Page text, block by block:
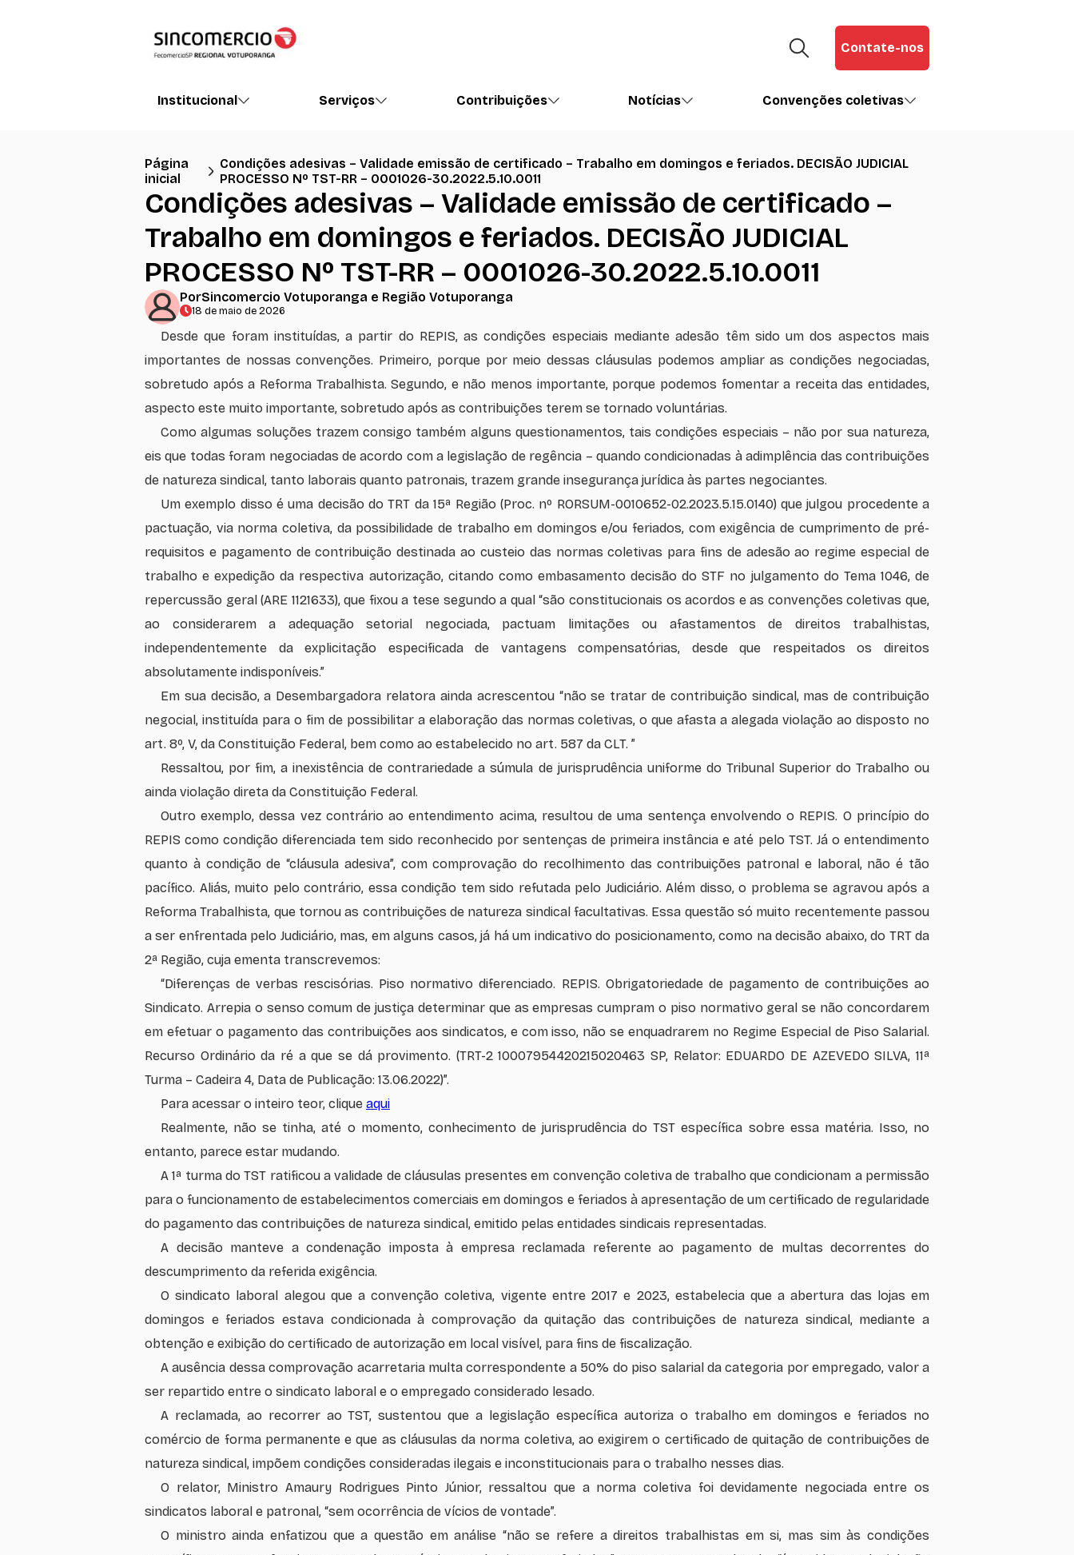
Contate-nos
Institucional Serviços Contribuições Notícias Convenções coletivas
Página
inicial
Condições adesivas – Validade emissão de certificado – Trabalho em domingos e feriados. DECISÃO JUDICIAL
PROCESSO Nº TST-RR – 0001026-30.2022.5.10.0011
Condições adesivas – Validade emissão de certificado –
Trabalho em domingos e feriados. DECISÃO JUDICIAL
PROCESSO Nº TST-RR – 0001026-30.2022.5.10.0011
PorSincomercio Votuporanga e Região Votuporanga
18 de maio de 2026
Desde que foram instituídas, a partir do REPIS, as condições especiais mediante adesão têm sido um dos aspectos mais
importantes de nossas convenções. Primeiro, porque por meio dessas cláusulas podemos ampliar as condições negociadas,
sobretudo após a Reforma Trabalhista. Segundo, e não menos importante, porque podemos fomentar a receita das entidades,
aspecto este muito importante, sobretudo após as contribuições terem se tornado voluntárias.
Como algumas soluções trazem consigo também alguns questionamentos, tais condições especiais – não por sua natureza,
eis que todas foram negociadas de acordo com a legislação de regência – quando condicionadas à adimplência das contribuições
de natureza sindical, tanto laborais quanto patronais, trazem grande insegurança jurídica às partes negociantes.
Um exemplo disso é uma decisão do TRT da 15ª Região (Proc. nº RORSUM-0010652-02.2023.5.15.0140) que julgou procedente a
pactuação, via norma coletiva, da possibilidade de trabalho em domingos e/ou feriados, com exigência de cumprimento de pré-
requisitos e pagamento de contribuição destinada ao custeio das normas coletivas para fins de adesão ao regime especial de
trabalho e expedição da respectiva autorização, citando como embasamento decisão do STF no julgamento do Tema 1046, de
repercussão geral (ARE 1121633), que fixou a tese segundo a qual “são constitucionais os acordos e as convenções coletivas que,
ao considerarem a adequação setorial negociada, pactuam limitações ou afastamentos de direitos trabalhistas,
independentemente da explicitação especificada de vantagens compensatórias, desde que respeitados os direitos
absolutamente indisponíveis.”
Em sua decisão, a Desembargadora relatora ainda acrescentou “não se tratar de contribuição sindical, mas de contribuição
negocial, instituída para o fim de possibilitar a elaboração das normas coletivas, o que afasta a alegada violação ao disposto no
art. 8º, V, da Constituição Federal, bem como ao estabelecido no art. 587 da CLT. ”
Ressaltou, por fim, a inexistência de contrariedade a súmula de jurisprudência uniforme do Tribunal Superior do Trabalho ou
ainda violação direta da Constituição Federal.
Outro exemplo, dessa vez contrário ao entendimento acima, resultou de uma sentença envolvendo o REPIS. O princípio do
REPIS como condição diferenciada tem sido reconhecido por sentenças de primeira instância e até pelo TST. Já o entendimento
quanto à condição de “cláusula adesiva”, com comprovação do recolhimento das contribuições patronal e laboral, não é tão
pacífico. Aliás, muito pelo contrário, essa condição tem sido refutada pelo Judiciário. Além disso, o problema se agravou após a
Reforma Trabalhista, que tornou as contribuições de natureza sindical facultativas. Essa questão só muito recentemente passou
a ser enfrentada pelo Judiciário, mas, em alguns casos, já há um indicativo do posicionamento, como na decisão abaixo, do TRT da
2ª Região, cuja ementa transcrevemos:
“Diferenças de verbas rescisórias. Piso normativo diferenciado. REPIS. Obrigatoriedade de pagamento de contribuições ao
Sindicato. Arrepia o senso comum de justiça determinar que as empresas cumpram o piso normativo geral se não concordarem
em efetuar o pagamento das contribuições aos sindicatos, e com isso, não se enquadrarem no Regime Especial de Piso Salarial.
Recurso Ordinário da ré a que se dá provimento. (TRT-2 10007954420215020463 SP, Relator: EDUARDO DE AZEVEDO SILVA, 11ª
Turma – Cadeira 4, Data de Publicação: 13.06.2022)”.
Para acessar o inteiro teor, clique aqui
Realmente, não se tinha, até o momento, conhecimento de jurisprudência do TST específica sobre essa matéria. Isso, no
entanto, parece estar mudando.
A 1ª turma do TST ratificou a validade de cláusulas presentes em convenção coletiva de trabalho que condicionam a permissão
para o funcionamento de estabelecimentos comerciais em domingos e feriados à apresentação de um certificado de regularidade
do pagamento das contribuições de natureza sindical, emitido pelas entidades sindicais representadas.
A decisão manteve a condenação imposta à empresa reclamada referente ao pagamento de multas decorrentes do
descumprimento da referida exigência.
O sindicato laboral alegou que a convenção coletiva, vigente entre 2017 e 2023, estabelecia que a abertura das lojas em
domingos e feriados estava condicionada à comprovação da quitação das contribuições de natureza sindical, mediante a
obtenção e exibição do certificado de autorização em local visível, para fins de fiscalização.
A ausência dessa comprovação acarretaria multa correspondente a 50% do piso salarial da categoria por empregado, valor a
ser repartido entre o sindicato laboral e o empregado considerado lesado.
A reclamada, ao recorrer ao TST, sustentou que a legislação específica autoriza o trabalho em domingos e feriados no
comércio de forma permanente e que as cláusulas da norma coletiva, ao exigirem o certificado de quitação de contribuições de
natureza sindical, impõem condições consideradas ilegais e inconstitucionais para o trabalho nesses dias.
O relator, Ministro Amaury Rodrigues Pinto Júnior, ressaltou que a norma coletiva foi devidamente negociada entre os
sindicatos laboral e patronal, “sem ocorrência de vícios de vontade”.
O ministro ainda enfatizou que a questão em análise “não se refere a direitos trabalhistas em si, mas sim às condições